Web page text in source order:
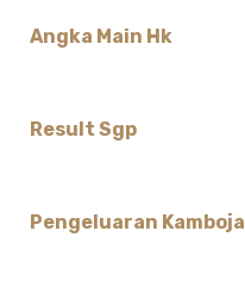
Angka Main Hk
Result Sgp
Pengeluaran Kamboja